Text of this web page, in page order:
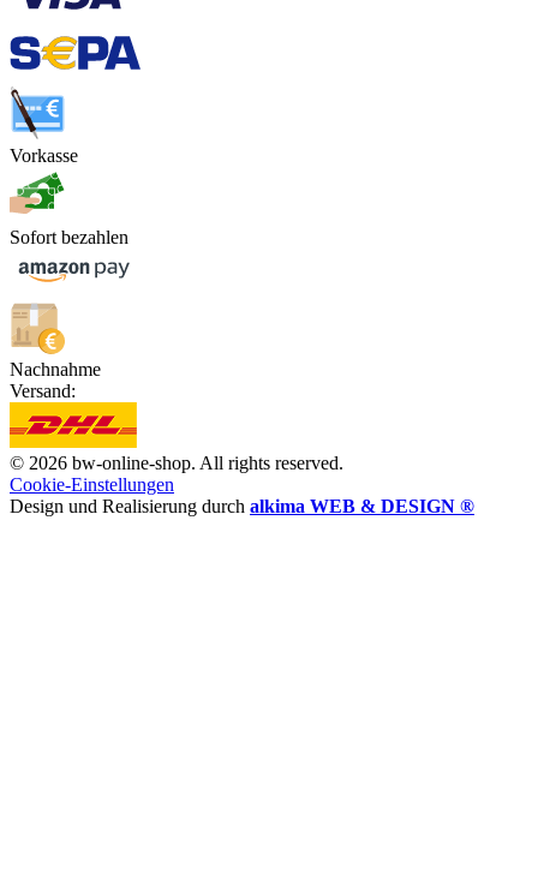
Vorkasse
Sofort bezahlen
Nachnahme
Versand:
© 2026 bw-online-shop. All rights reserved.
Cookie-Einstellungen
Design und Realisierung durch alkima WEB & DESIGN ®